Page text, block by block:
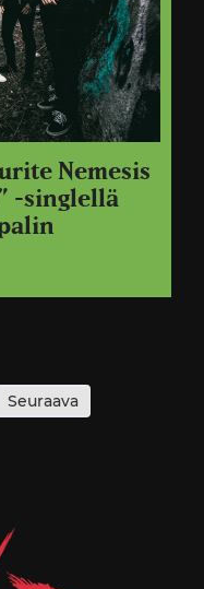
Nemesis
-singlellä
Seuraava